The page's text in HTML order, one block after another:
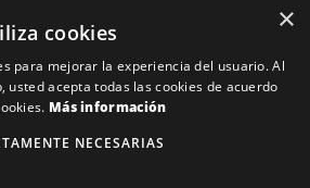
30
×
cookies
para mejorar la experiencia del usuario. Al
usted acepta todas las cookies de acuerdo
Más información
NECESARIAS